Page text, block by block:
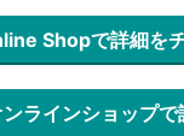
Shopで詳細を
ラインショップで